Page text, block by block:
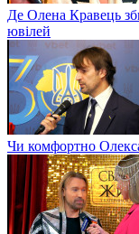
Де Олена Кравець
ювілей
Чи комфортно